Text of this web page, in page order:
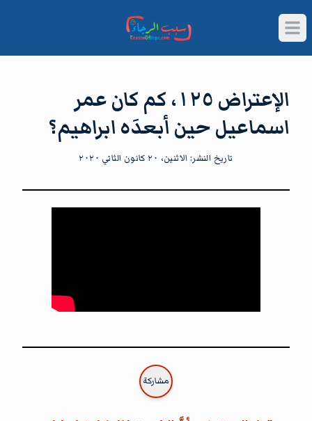
Open main menu
الإعتراض ١٢٥، كم كان عمر
اسماعيل حين أبعدَه ابراهيم؟
تاريخ النشر: الاثنين، ٢٠ كانون الثاني ٢٠٢٠
مشاركة